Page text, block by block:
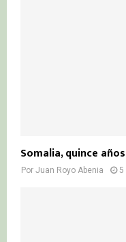
Somalia, quince
Por Juan Royo Abenia 5